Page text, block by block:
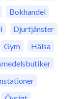
Bokhandel
Djurtjänster
Gym
Hälsa